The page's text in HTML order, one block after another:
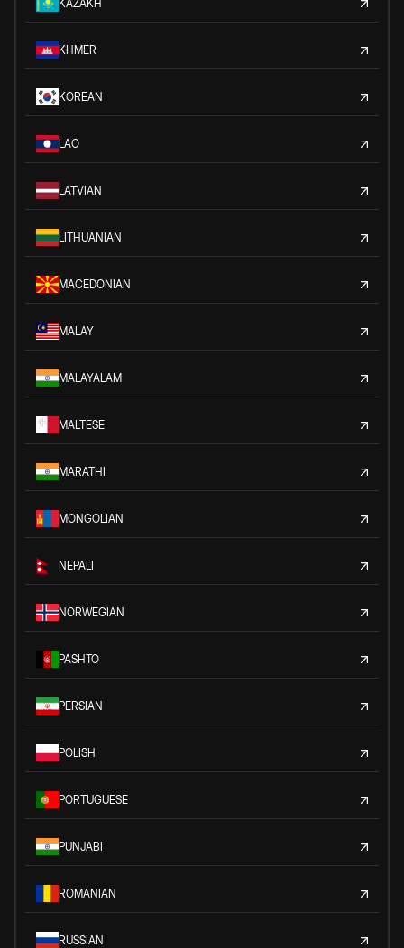
KAZAKH
KHMER
KOREAN
LAO
LATVIAN
LITHUANIAN
MACEDONIAN
MALAY
MALAYALAM
MALTESE
MARATHI
MONGOLIAN
NEPALI
NORWEGIAN
PASHTO
PERSIAN
POLISH
PORTUGUESE
PUNJABI
ROMANIAN
RUSSIAN